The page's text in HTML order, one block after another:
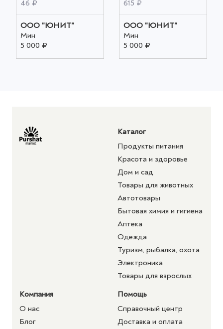
46 ₽
ООО "ЮНИТ"
Мин
5 000 ₽
615 ₽
ООО "ЮНИТ"
Мин
5 000 ₽
Каталог
Продукты питания
Красота и здоровье
Дом и сад
Товары для животных
Автотовары
Бытовая химия и гигиена
Аптека
Одежда
Туризм, рыбалка, охота
Электроника
Товары для взрослых
Компания
О нас
Блог
Помощь
Справочный центр
Доставка и оплата